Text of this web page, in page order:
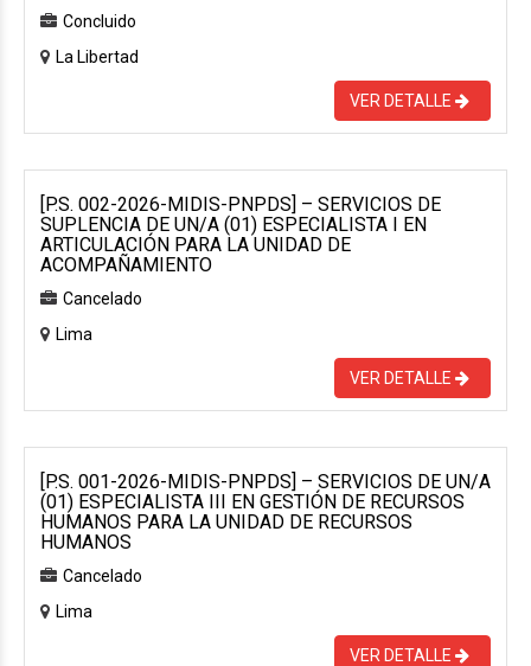
Concluido
La Libertad
VER DETALLE
[P.S. 002-2026-MIDIS-PNPDS] – SERVICIOS DE
SUPLENCIA DE UN/A (01) ESPECIALISTA I EN
ARTICULACIÓN PARA LA UNIDAD DE
ACOMPAÑAMIENTO
Cancelado
Lima
VER DETALLE
[P.S. 001-2026-MIDIS-PNPDS] – SERVICIOS DE UN/A
(01) ESPECIALISTA III EN GESTIÓN DE RECURSOS
HUMANOS PARA LA UNIDAD DE RECURSOS
HUMANOS
Cancelado
Lima
VER DETALLE